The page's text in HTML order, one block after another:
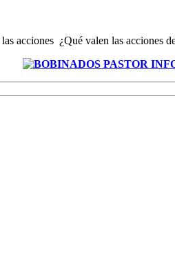
acciones ¿Qué valen las acciones